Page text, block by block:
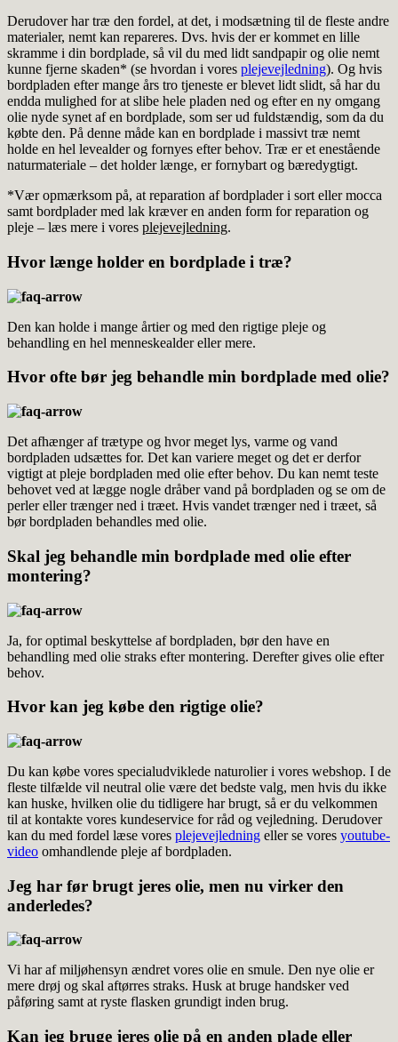
Derudover har træ den fordel, at det, i modsætning til de fleste andre
materialer, nemt kan repareres. Dvs. hvis der er kommet en lille
skramme i din bordplade, så vil du med lidt sandpapir og olie nemt
kunne fjerne skaden* (se hvordan i vores plejevejledning). Og hvis
bordpladen efter mange års tro tjeneste er blevet lidt slidt, så har du
endda mulighed for at slibe hele pladen ned og efter en ny omgang
olie nyde synet af en bordplade, som ser ud fuldstændig, som da du
købte den. På denne måde kan en bordplade i massivt træ nemt
holde en hel levealder og fornyes efter behov. Træ er et enestående
naturmateriale – det holder længe, er fornybart og bæredygtigt.
*Vær opmærksom på, at reparation af bordplader i sort eller mocca
samt bordplader med lak kræver en anden form for reparation og
pleje – læs mere i vores plejevejledning.
Hvor længe holder en bordplade i træ?
Den kan holde i mange årtier og med den rigtige pleje og
behandling en hel menneskealder eller mere.
Hvor ofte bør jeg behandle min bordplade med olie?
Det afhænger af trætype og hvor meget lys, varme og vand
bordpladen udsættes for. Det kan variere meget og det er derfor
vigtigt at pleje bordpladen med olie efter behov. Du kan nemt teste
behovet ved at lægge nogle dråber vand på bordpladen og se om de
perler eller trænger ned i træet. Hvis vandet trænger ned i træet, så
bør bordpladen behandles med olie.
Skal jeg behandle min bordplade med olie efter
montering?
Ja, for optimal beskyttelse af bordpladen, bør den have en
behandling med olie straks efter montering. Derefter gives olie efter
behov.
Hvor kan jeg købe den rigtige olie?
Du kan købe vores specialudviklede naturolier i vores webshop. I de
fleste tilfælde vil neutral olie være det bedste valg, men hvis du ikke
kan huske, hvilken olie du tidligere har brugt, så er du velkommen
til at kontakte vores kundeservice for råd og vejledning. Derudover
kan du med fordel læse vores plejevejledning eller se vores youtube-
video omhandlende pleje af bordpladen.
Jeg har før brugt jeres olie, men nu virker den
anderledes?
Vi har af miljøhensyn ændret vores olie en smule. Den nye olie er
mere drøj og skal aftørres straks. Husk at bruge handsker ved
påføring samt at ryste flasken grundigt inden brug.
Kan jeg bruge jeres olie på en anden plade eller